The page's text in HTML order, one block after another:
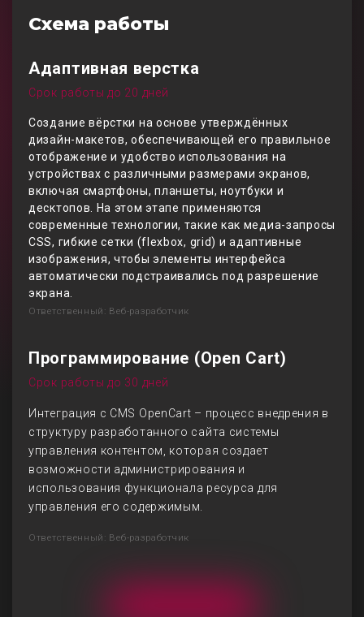
Схема работы
Адаптивная верстка
Срок работы до 20 дней
Создание вёрстки на основе утверждённых
дизайн-макетов, обеспечивающей его правильное
отображение и удобство использования на
устройствах с различными размерами экранов,
включая смартфоны, планшеты, ноутбуки и
десктопов. На этом этапе применяются
современные технологии, такие как медиа-запросы
CSS, гибкие сетки (flexbox, grid) и адаптивные
изображения, чтобы элементы интерфейса
автоматически подстраивались под разрешение
экрана.
Ответственный: Веб-разработчик
Программирование (Open Cart)
Срок работы до 30 дней
Интеграция с CMS OpenCart – процесс внедрения в
структуру разработанного сайта системы
управления контентом, которая создает
возможности администрирования и
использования функционала ресурса для
управления его содержимым.
Ответственный: Веб-разработчик